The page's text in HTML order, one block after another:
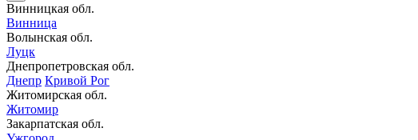
Винницкая обл.
Винница
Волынская обл.
Луцк
Днепропетровская обл.
Днепр Кривой Рог
Житомирская обл.
Житомир
Закарпатская обл.